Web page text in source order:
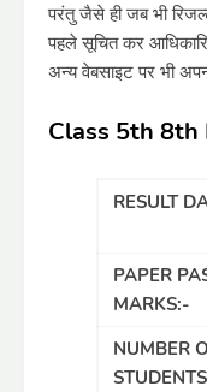
परंतु जैसे ही जब भी रिजल्ट
पहले सूचित कर
अन्य वेबसाइट पर भी
Class 5th
RESULT
PAPER
MARKS:-
NUMBER